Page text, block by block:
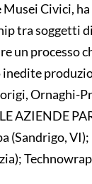
Musei Civici,
tra soggetti
un processo
Ornaghi-
AZIENDE
(Sandrigo,